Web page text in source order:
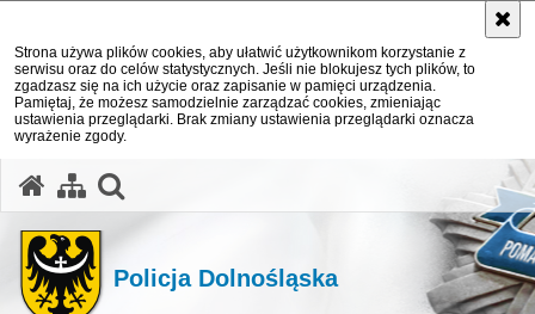
Strona używa plików cookies, aby ułatwić użytkownikom korzystanie z
serwisu oraz do celów statystycznych. Jeśli nie blokujesz tych plików, to
zgadzasz się na ich użycie oraz zapisanie w pamięci urządzenia.
Pamiętaj, że możesz samodzielnie zarządzać cookies, zmieniając
ustawienia przeglądarki. Brak zmiany ustawienia przeglądarki oznacza
wyrażenie zgody.
Policja Dolnośląska